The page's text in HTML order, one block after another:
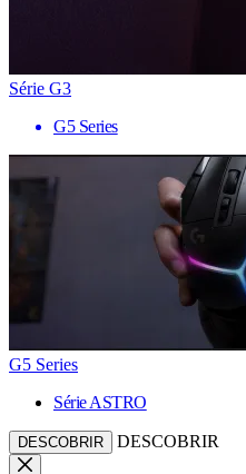
Série G3
G5 Series
G5 Series
Série ASTRO
DESCOBRIR DESCOBRIR